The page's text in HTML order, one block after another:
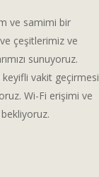
ve samimi bir
çeşitlerimiz ve
sunuyoruz.
vakit geçirmesi
Wi-Fi erişimi ve